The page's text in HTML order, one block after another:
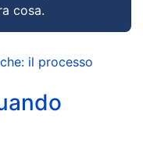
cosa.
il processo